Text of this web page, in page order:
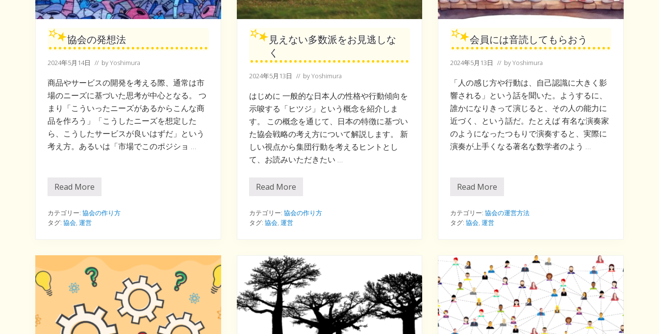
協会の発想法
2024年5月14日 // byYoshimura
商品やサービスの開発を考える際、通常は市
場のニーズに基づいた思考が中心となる。 つ
まり「こういったニーズがあるからこんな商
品を作ろう」「こうしたニーズを想定した
ら、こうしたサービスが良いはずだ」という
考え方。あるいは「市場でこのポジショ …
協
発
想
法
Read More
カテゴリー: 協会の作り方
タグ: 協会, 運営
見えない多数派をお見逃しな
く
2024年5月13日 // byYoshimura
はじめに 一般的な日本人の性格や行動傾向を
示唆する「ヒツジ」という概念を紹介しま
す。 この概念を通じて、日本の特徴に基づい
た協会戦略の考え方について解説します。 新
しい視点から集団行動を考えるヒントとし
て、お読みいただきたい …
見
い
多
数
見
逃
し
な
く
Read More
カテゴリー: 協会の作り方
タグ: 協会, 運営
会員には音読してもらおう
2024年5月13日 // byYoshimura
「人の感じ方や行動は、自己認識に大きく影
響される」という話を聞いた。ようするに、
誰かになりきって演じると、その人の能力に
近づく、という話だ。たとえば 有名な演奏家
のようになったつもりで演奏すると、実際に
演奏が上手くなる著名な数学者のよう …
会
は
音
読
う
Read More
カテゴリー:協会の運営方法
タグ:協会,運営